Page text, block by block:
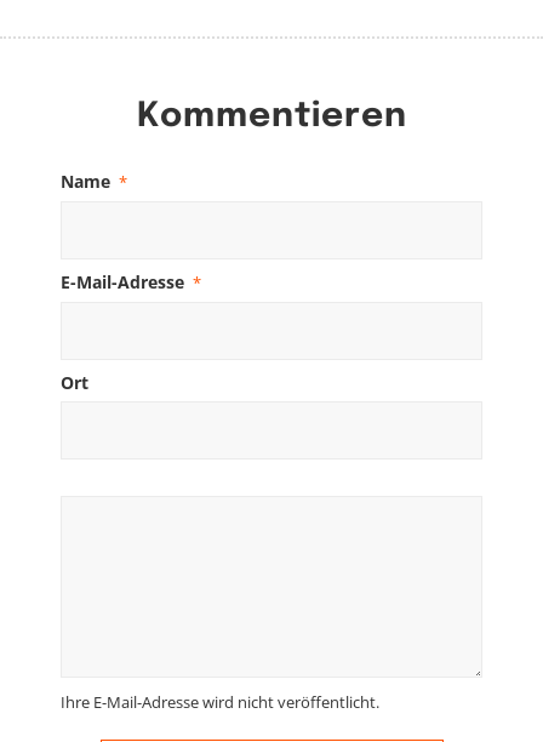
Kommentieren
Name *
E-Mail-Adresse *
Ort
Ihre E-Mail-Adresse wird nicht veröffentlicht.